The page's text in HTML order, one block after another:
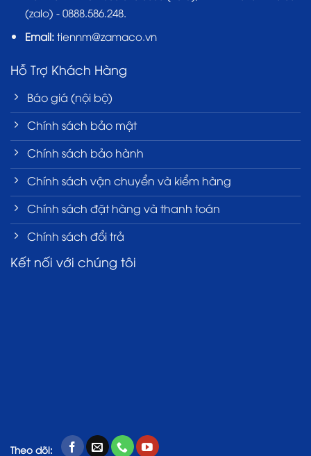
(zalo) - 0888.586.248.
Email:tiennm@zamaco.vn
Hỗ Trợ Khách Hàng
Báo giá (nội bộ)
Chính sách bảo mật
Chính sách bảo hành
Chính sách vận chuyển và kiểm hàng
Chính sách đặt hàng và thanh toán
Chính sách đổi trả
Kết nối với chúng tôi
Theo dõi: